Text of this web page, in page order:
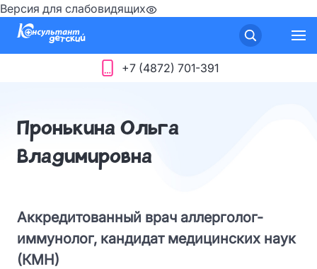
Версия для слабовидящих
+7 (4872) 701-391
Пронькина Ольга
Владимировна
Аккредитованный врач аллерголог-
иммунолог, кандидат медицинских наук
(КМН)